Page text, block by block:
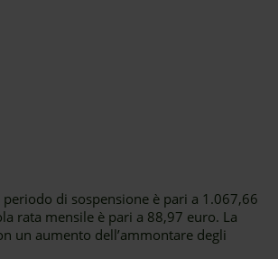
di sospensione è pari a 1.067,66
rata mensile è pari a 88,97 euro. La
un aumento dell’ammontare degli